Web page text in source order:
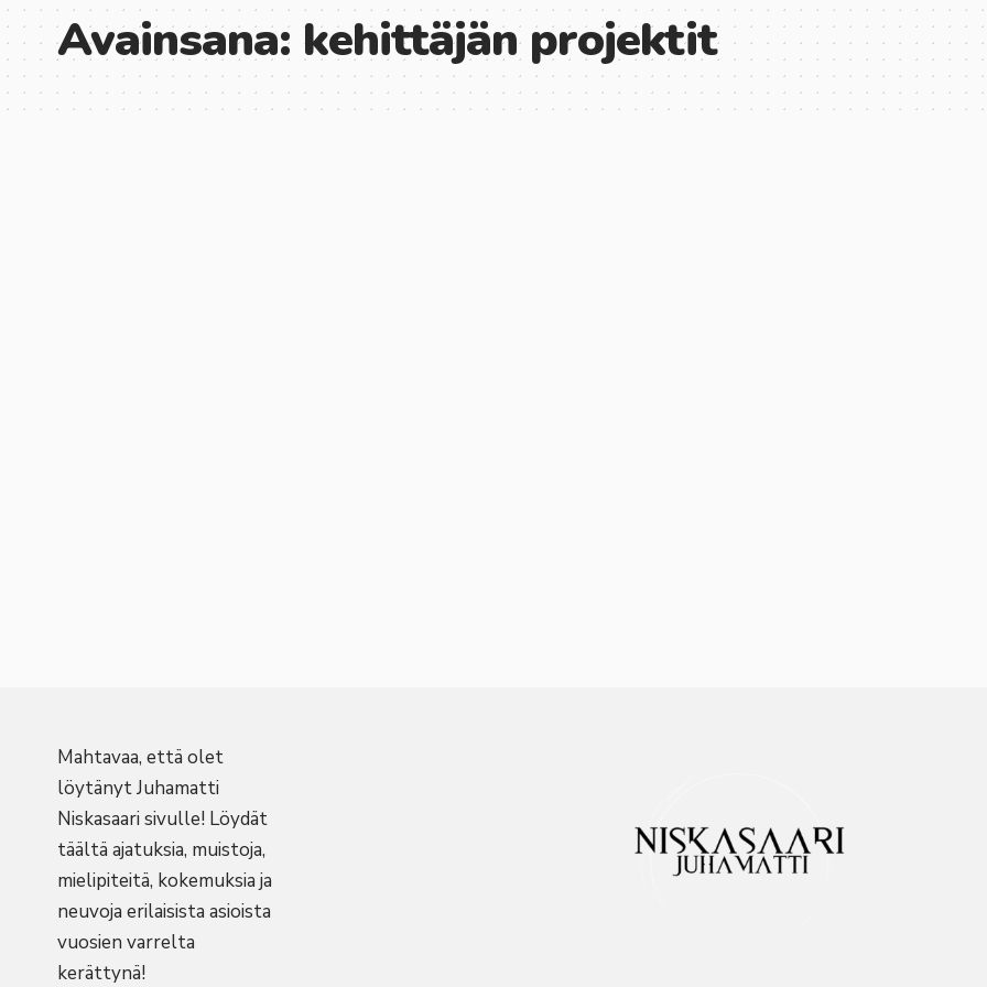
Avainsana: kehittäjän projektit
Mahtavaa, että olet
löytänyt Juhamatti
Niskasaari sivulle! Löydät
täältä ajatuksia, muistoja,
mielipiteitä, kokemuksia ja
neuvoja erilaisista asioista
vuosien varrelta
kerättynä!